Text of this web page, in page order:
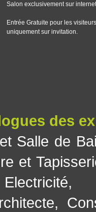
Salon exclusivement sur internet
Entrée Gratuite pour les visiteurs
uniquement sur invitation.
des
Salle de
et
Electricité
,